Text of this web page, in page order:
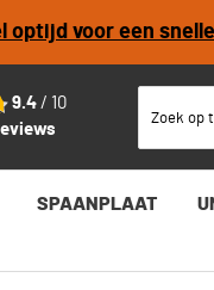
optijd voor een
9.4/ 10
SPAANPLAAT